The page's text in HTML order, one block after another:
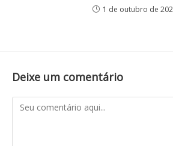
1 de outubro de
Deixe um comentário